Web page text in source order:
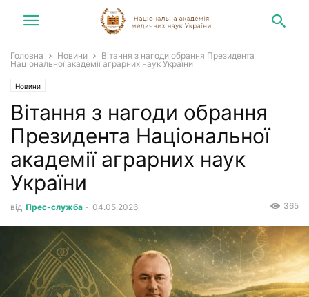
Головна Новини
Вітання з нагоди обрання Президента
Національної академії аграрних наук України
Новини
Вітання з нагоди обрання
Президента Національної
академії аграрних наук
України
від Прес-служба - 04.05.2026 365